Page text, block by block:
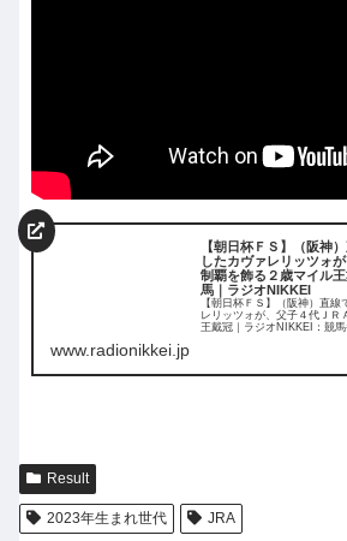
【朝日杯ＦＳ】（阪神
したカヴァレリッツォ
制覇を飾る２歳マイル
馬｜ラジオNIKKEI
【朝日杯ＦＳ】（阪神）直
レリッツォが、父子４代ＪＲ
王戴冠｜ラジオNIKKEI：競馬
www.radionikkei.jp
Result
2023年生まれ世代 JRA